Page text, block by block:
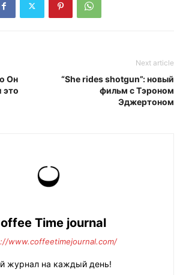
Он
это
Next article
“She rides shotgun”: новый
фильм с Тэроном
Эджертоном
Time journal
www.coffeetimejournal.com/
журнал на каждый день!